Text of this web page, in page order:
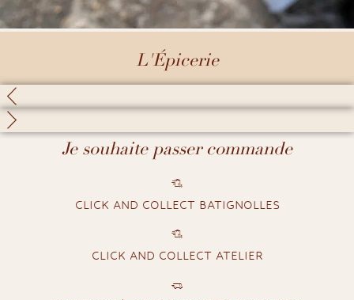
L'Épicerie
Je souhaite passer commande
CLICK AND COLLECT BATIGNOLLES
CLICK AND COLLECT ATELIER